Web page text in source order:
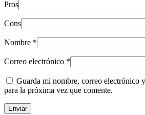
Pros
Cons
Nombre *
Correo electrónico *
Guarda mi nombre, correo electrónico
para la próxima vez que comente.